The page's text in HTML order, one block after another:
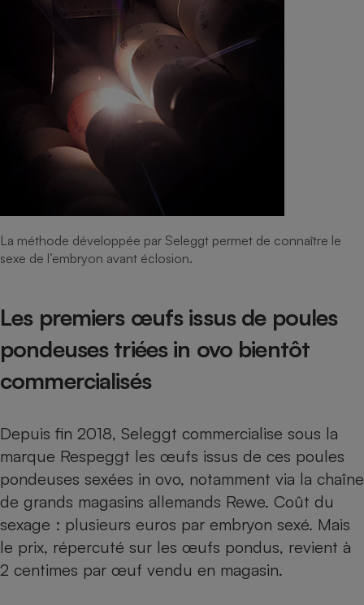
La méthode développée par Seleggt permet de connaître le
sexe de l’embryon avant éclosion.
Les premiers œufs issus de poules
pondeuses triées in ovo bientôt
commercialisés
Depuis fin 2018, Seleggt commercialise sous la
marque Respeggt les œufs issus de ces poules
pondeuses sexées in ovo, notamment via la chaîne
de grands magasins allemands Rewe. Coût du
sexage : plusieurs euros par embryon sexé. Mais
le prix, répercuté sur les œufs pondus, revient à
2 centimes par œuf vendu en magasin.